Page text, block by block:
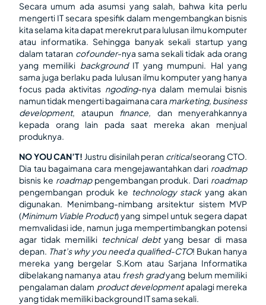
Secara umum ada asumsi yang salah, bahwa kita perlu
mengerti IT secara spesifik dalam mengembangkan bisnis
kita selama kita dapat merekrut para lulusan ilmu komputer
atau informatika. Sehingga banyak sekali startup yang
dalam tataran cofounder-nya sama sekali tidak ada orang
yang memiliki backgroundIT yang mumpuni. Hal yang
sama juga berlaku pada lulusan ilmu komputer yang hanya
focus pada aktivitas ngoding-nya dalam memulai bisnis
namun tidak mengerti bagaimana cara marketing, business
development, ataupun finance, dan menyerahkannya
kepada orang lain pada saat mereka akan menjual
produknya.
NO YOU CAN’T! Justru disinilah peran criticalseorang CTO.
Dia tau bagaimana cara mengejawantahkan dari roadmap
bisnis ke roadmap pengembangan produk. Dari roadmap
pengembangan produk ke technology stackyang akan
digunakan. Menimbang-nimbang arsitektur sistem MVP
(Minimum Viable Product) yang simpel untuk segera dapat
memvalidasi ide, namun juga mempertimbangkan potensi
agar tidak memiliki technical debtyang besar di masa
depan. That’s why you need a qualified-CTO! Bukan hanya
mereka yang bergelar S.Kom atau Sarjana Informatika
dibelakang namanya atau fresh gradyang belum memiliki
pengalaman dalam product developmentapalagi mereka
yang tidak memiliki background IT sama sekali.